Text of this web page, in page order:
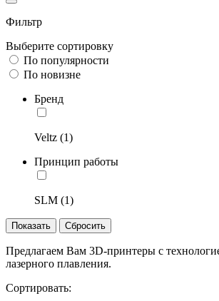
Фильтр
Выберите сортировку
По популярности
По новизне
Бренд
Veltz (1)
Принцип работы
SLM (1)
Предлагаем Вам 3D-принтеры с
лазерного плавления.
Сортировать: